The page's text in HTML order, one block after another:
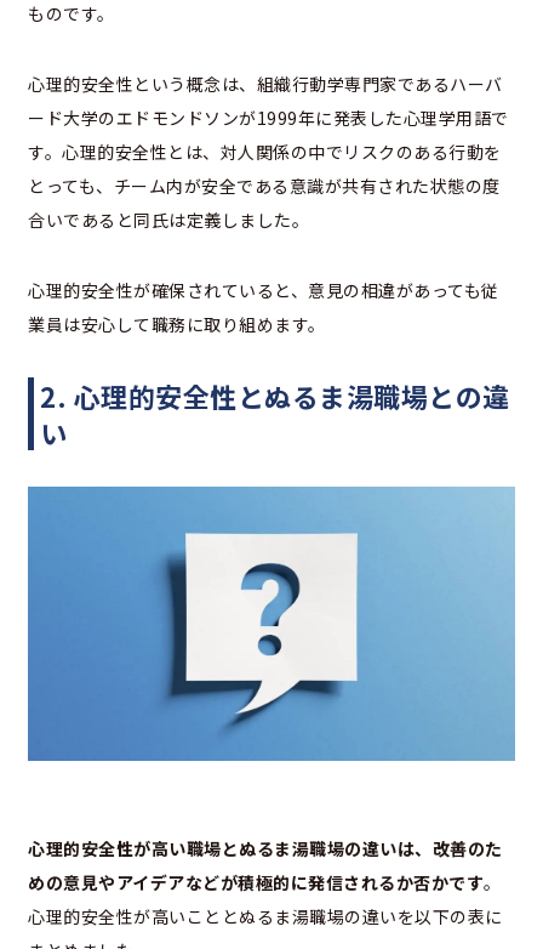
ものです。
心理的安全性という概念は、組織行動学専門家であるハーバ
ード大学のエドモンドソンが1999年に発表した心理学用語で
す。心理的安全性とは、対人関係の中でリスクのある行動を
とっても、チーム内が安全である意識が共有された状態の度
合いであると同氏は定義しました。
心理的安全性が確保されていると、意見の相違があっても従
業員は安心して職務に取り組めます。
2. 心理的安全性とぬるま湯職場との違
い
心理的安全性が高い職場とぬるま湯職場の違いは、改善のた
めの意見やアイデアなどが積極的に発信されるか否かです。
心理的安全性が高いこととぬるま湯職場の違いを以下の表に